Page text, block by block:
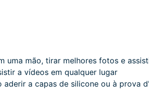
uma mão, tirar melhores fotos e
a vídeos em qualquer lugar
a capas de silicone ou à prova